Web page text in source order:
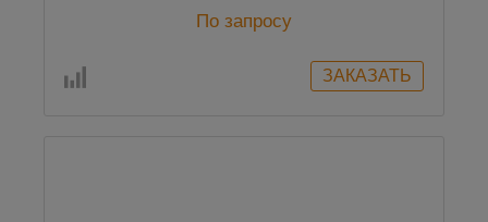
По запросу